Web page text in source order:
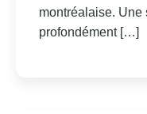
montréalaise. Une
profondément […]